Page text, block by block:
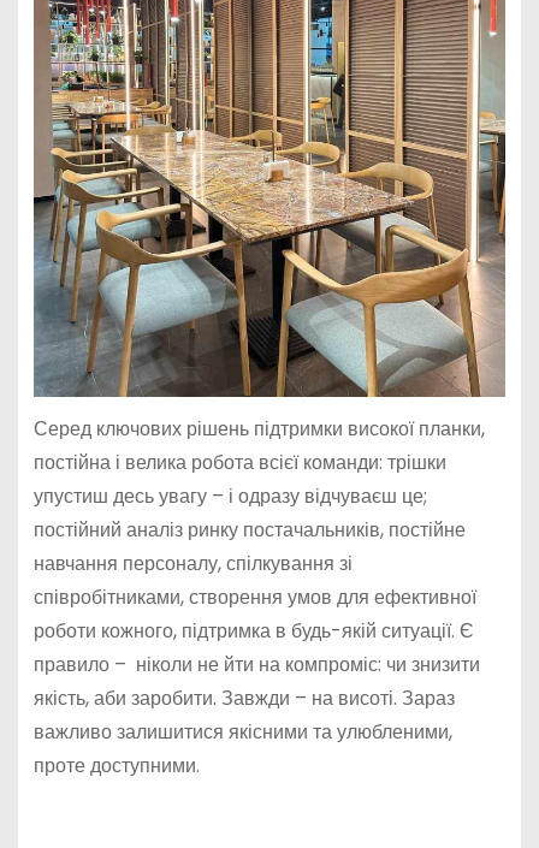
Серед ключових рішень підтримки високої планки,
постійна і велика робота всієї команди: трішки
упустиш десь увагу – і одразу відчуваєш це;
постійний аналіз ринку постачальників, постійне
навчання персоналу, спілкування зі
співробітниками, створення умов для ефективної
роботи кожного, підтримка в будь-якій ситуації. Є
правило – ніколи не йти на компроміс: чи знизити
якість, аби заробити. Завжди – на висоті. Зараз
важливо залишитися якісними та улюбленими,
проте доступними.